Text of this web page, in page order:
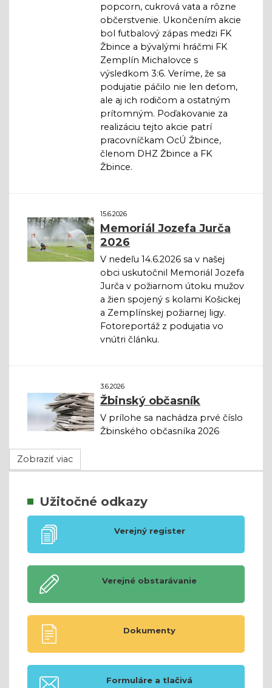
popcorn, cukrová vata a rôzne
občerstvenie. Ukončením akcie
bol futbalový zápas medzi FK
Žbince a bývalými hráčmi FK
Zemplín Michalovce s
výsledkom 3:6. Veríme, že sa
podujatie páčilo nie len deťom,
ale aj ich rodičom a ostatným
prítomným. Poďakovanie za
realizáciu tejto akcie patrí
pracovníčkam OcÚ Žbince,
členom DHZ Žbince a FK
Žbince.
15.6.2026
Memoriál Jozefa Jurča
2026
V nedeľu 14.6.2026 sa v našej
obci uskutočnil Memoriál Jozefa
Jurča v požiarnom útoku mužov
a žien spojený s kolami Košickej
a Zemplínskej požiarnej ligy.
Fotoreportáž z podujatia vo
vnútri článku.
3.6.2026
Žbinský občasník
V prílohe sa nachádza prvé číslo
Žbinského občasníka 2026
Zobraziť viac
Užitočné odkazy
Verejný register
Verejné obstarávanie
Dokumenty
Formuláre a tlačivá